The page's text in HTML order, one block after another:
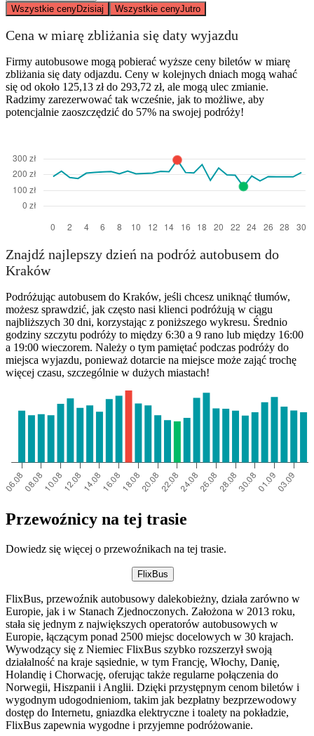
Wszystkie cenyDzisiaj Wszystkie cenyJutro
Cena w miarę zbliżania się daty wyjazdu
Firmy autobusowe mogą pobierać wyższe ceny biletów w miarę
zbliżania się daty odjazdu. Ceny w kolejnych dniach mogą wahać
się od około 125,13 zł do 293,72 zł, ale mogą ulec zmianie.
Radzimy zarezerwować tak wcześnie, jak to możliwe, aby
potencjalnie zaoszczędzić do 57% na swojej podróży!
Znajdź najlepszy dzień na podróż autobusem do
Kraków
Podróżując autobusem do Kraków, jeśli chcesz uniknąć tłumów,
możesz sprawdzić, jak często nasi klienci podróżują w ciągu
najbliższych 30 dni, korzystając z poniższego wykresu. Średnio
godziny szczytu podróży to między 6:30 a 9 rano lub między 16:00
a 19:00 wieczorem. Należy o tym pamiętać podczas podróży do
miejsca wyjazdu, ponieważ dotarcie na miejsce może zająć trochę
więcej czasu, szczególnie w dużych miastach!
Przewoźnicy na tej trasie
Dowiedz się więcej o przewoźnikach na tej trasie.
FlixBus
FlixBus, przewoźnik autobusowy dalekobieżny, działa zarówno w
Europie, jak i w Stanach Zjednoczonych. Założona w 2013 roku,
stała się jednym z największych operatorów autobusowych w
Europie, łączącym ponad 2500 miejsc docelowych w 30 krajach.
Wywodzący się z Niemiec FlixBus szybko rozszerzył swoją
działalność na kraje sąsiednie, w tym Francję, Włochy, Danię,
Holandię i Chorwację, oferując także regularne połączenia do
Norwegii, Hiszpanii i Anglii. Dzięki przystępnym cenom biletów i
wygodnym udogodnieniom, takim jak bezpłatny bezprzewodowy
dostęp do Internetu, gniazdka elektryczne i toalety na pokładzie,
FlixBus zapewnia wygodne i przyjemne podróżowanie.